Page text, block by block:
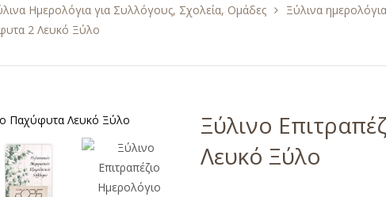
Ημερολόγια για Συλλόγους, Σχολεία, Ομάδες
Ξύλινα
2 Λευκό Ξύλο
Ξύλινο
Λευκό Ξύλο